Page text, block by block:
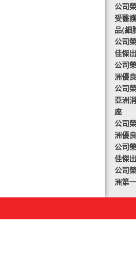
公司
受醫
品(細
公司
佳傑
公司
洲優
公司
亞洲
座
公司
洲優
公司
佳傑
公司
洲第